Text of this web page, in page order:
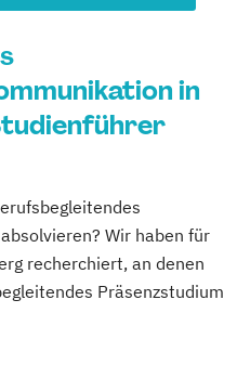
in
Wir haben für
recherchiert, an denen
Präsenzstudium